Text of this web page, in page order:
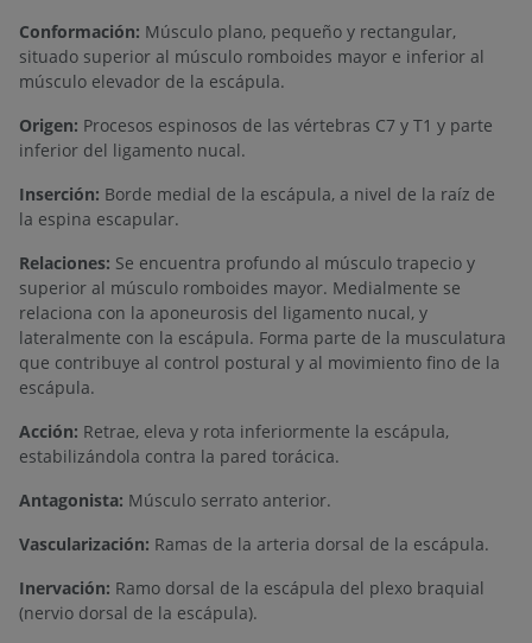
Conformación: Músculo plano, pequeño y rectangular,
situado superior al músculo romboides mayor e inferior al
músculo elevador de la escápula.
Origen: Procesos espinosos de las vértebras C7 y T1 y parte
inferior del ligamento nucal.
Inserción: Borde medial de la escápula, a nivel de la raíz de
la espina escapular.
Relaciones: Se encuentra profundo al músculo trapecio y
superior al músculo romboides mayor. Medialmente se
relaciona con la aponeurosis del ligamento nucal, y
lateralmente con la escápula. Forma parte de la musculatura
que contribuye al control postural y al movimiento fino de la
escápula.
Acción: Retrae, eleva y rota inferiormente la escápula,
estabilizándola contra la pared torácica.
Antagonista: Músculo serrato anterior.
Vascularización: Ramas de la arteria dorsal de la escápula.
Inervación: Ramo dorsal de la escápula del plexo braquial
(nervio dorsal de la escápula).